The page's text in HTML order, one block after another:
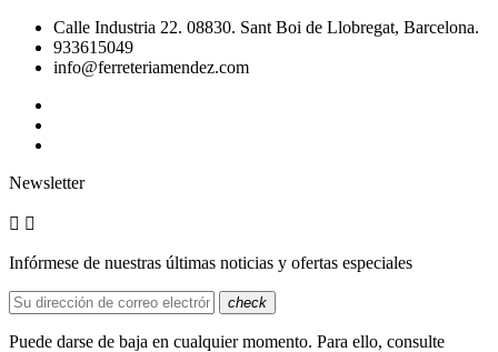
Calle Industria 22. 08830. Sant Boi de Llobregat, Barcelona.
933615049
info@ferreteriamendez.com
Newsletter
 
Infórmese de nuestras últimas noticias y ofertas especiales
check
Puede darse de baja en cualquier momento. Para ello, consulte